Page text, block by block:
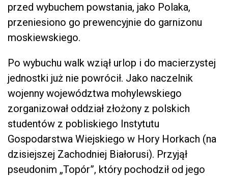
przed wybuchem powstania, jako Polaka,
przeniesiono go prewencyjnie do garnizonu
moskiewskiego.
Po wybuchu walk wziął urlop i do macierzystej
jednostki już nie powrócił. Jako naczelnik
wojenny województwa mohylewskiego
zorganizował oddział złożony z polskich
studentów z pobliskiego Instytutu
Gospodarstwa Wiejskiego w Hory Horkach (na
dzisiejszej Zachodniej Białorusi). Przyjął
pseudonim „Topór”, który pochodził od jego